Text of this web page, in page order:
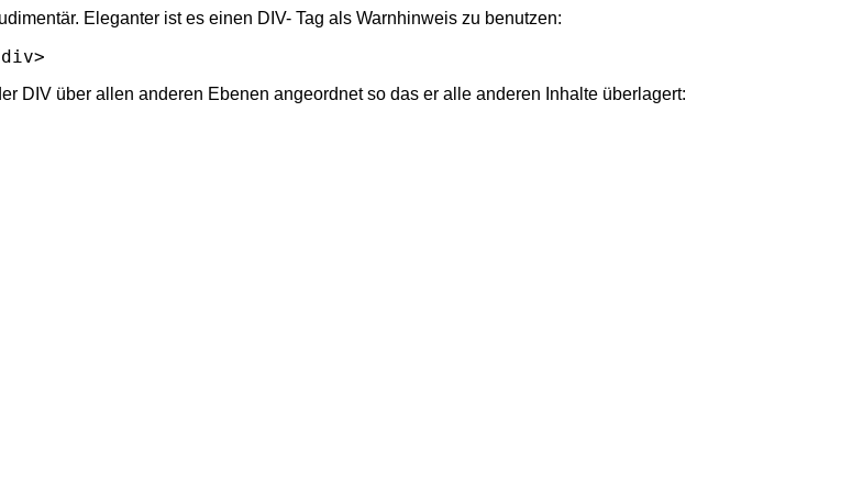
Eleganter ist es einen DIV- Tag als Warnhinweis zu benutzen:
DIV über allen anderen Ebenen angeordnet so das er alle anderen Inhalte überlagert: